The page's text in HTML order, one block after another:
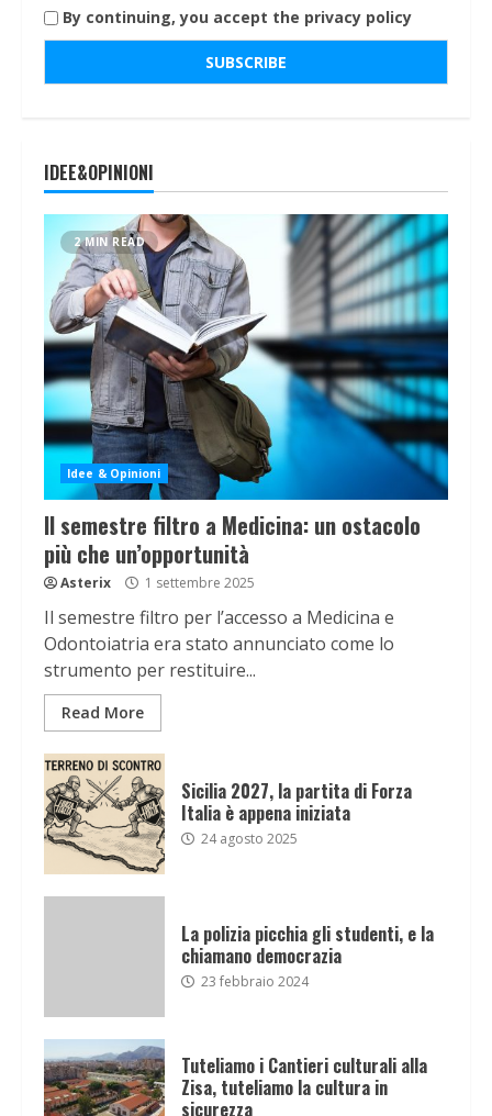
By continuing, you accept the privacy policy
IDEE&OPINIONI
2 MIN READ
Idee & Opinioni
Il semestre filtro a Medicina: un ostacolo
più che un’opportunità
Asterix 1 settembre 2025
Il semestre filtro per l’accesso a Medicina e
Odontoiatria era stato annunciato come lo
strumento per restituire...
Read More
Sicilia 2027, la partita di Forza
Italia è appena iniziata
24 agosto 2025
La polizia picchia gli studenti, e la
chiamano democrazia
23 febbraio 2024
Tuteliamo i Cantieri culturali alla
Zisa, tuteliamo la cultura in
sicurezza